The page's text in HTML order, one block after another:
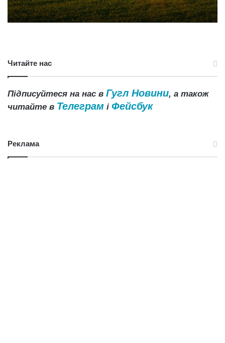
Читайте нас
Підписуйтеся на нас в Гугл Новини, а також
читайте в Телеграм і Фейсбук
Реклама